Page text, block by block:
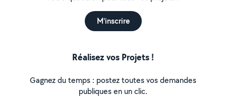
M'inscrire
Réalisez vos Projets !
Gagnez du temps : postez toutes vos demandes
publiques en un clic.